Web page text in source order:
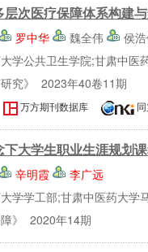
层次医疗保障体系构建
罗中华 魏全伟 侯
学公共卫生学院;甘肃中医
究》 2023年40卷11期
万方期刊数据库
下大学生职业生涯规划
辛明霞
李广远
学学工部;甘肃中医药大学
》 2020年14期